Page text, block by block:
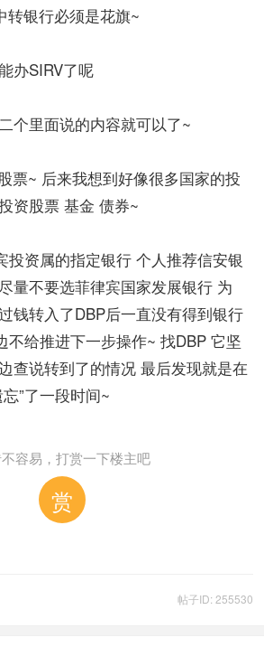
转银行必须是花旗~
办SIRV了呢
个里面说的内容就可以了~
票~ 后来我想到好像很多国家的投
资股票 基金 债券~
投资属的指定银行 个人推荐信安银
量不要选菲律宾国家发展银行 为
钱转入了DBP后一直没有得到银行
不给推进下一步操作~ 找DBP 它坚
查说转到了的情况 最后发现就是在
”了一段时间~
容易，打赏一下楼主吧
赏
帖子ID: 255530